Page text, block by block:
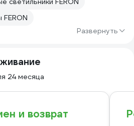
Развернуть
24 месяца
и возврат